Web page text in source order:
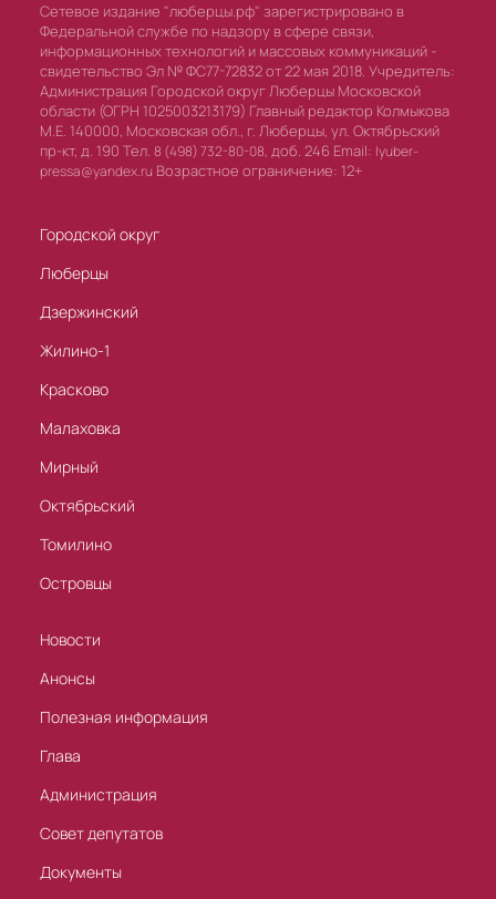
Сетевое издание "люберцы.рф" зарегистрировано в
Федеральной службе по надзору в сфере связи,
информационных технологий и массовых коммуникаций -
свидетельство Эл № ФС77-72832 от 22 мая 2018. Учредитель:
Администрация Городской округ Люберцы Московской
области (ОГРН 1025003213179) Главный редактор Колмыкова
М.Е. 140000, Московская обл., г. Люберцы, ул. Октябрьский
пр-кт, д. 190 Тел. 8 (498) 732-80-08, доб. 246 Email: lyuber-
pressa@yandex.ru Возрастное ограничение: 12+
Городской округ
Люберцы
Дзержинский
Жилино-1
Красково
Малаховка
Мирный
Октябрьский
Томилино
Островцы
Новости
Анонсы
Полезная информация
Глава
Администрация
Совет депутатов
Документы